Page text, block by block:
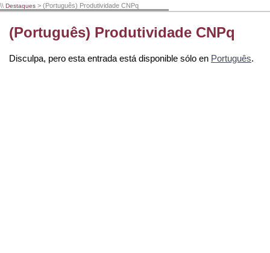
\\ Destaques > (Português) Produtividade CNPq
(Português) Produtividade CNPq
Disculpa, pero esta entrada está disponible sólo en Português.